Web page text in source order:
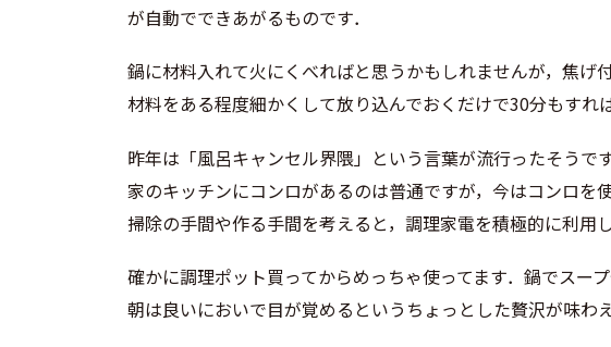
が自動でできあがるものです．
鍋に材料入れて火にくべればと思うかもしれませんが，焦げ
材料をある程度細かくして放り込んでおくだけで30分もすれ
昨年は「風呂キャンセル界隈」という言葉が流行ったそうで
家のキッチンにコンロがあるのは普通ですが，今はコンロを
掃除の手間や作る手間を考えると，調理家電を積極的に利用
確かに調理ポット買ってからめっちゃ使ってます．鍋でスー
朝は良いにおいで目が覚めるというちょっとした贅沢が味わえ